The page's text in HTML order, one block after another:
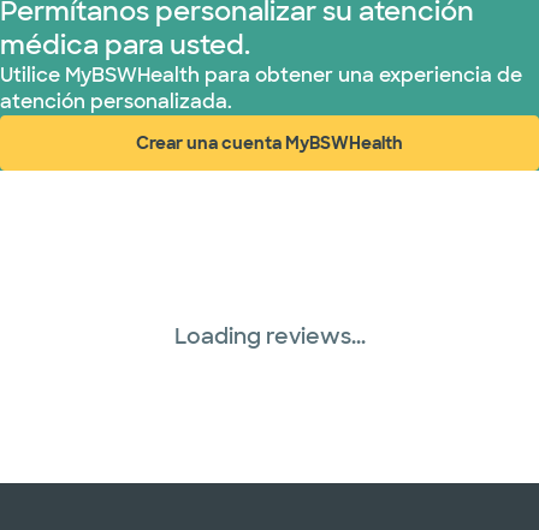
Permítanos personalizar su atención
médica para usted.
Utilice MyBSWHealth para obtener una experiencia de
atención personalizada.
Crear una cuenta MyBSWHealth
(abre en ventana nueva)
Loading reviews...